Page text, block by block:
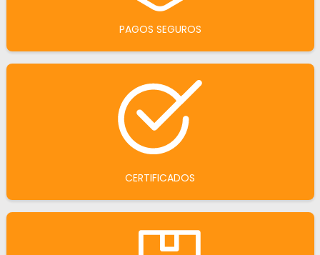
PAGOS SEGUROS
CERTIFICADOS